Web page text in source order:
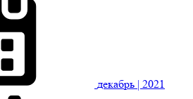
декабрь | 2021